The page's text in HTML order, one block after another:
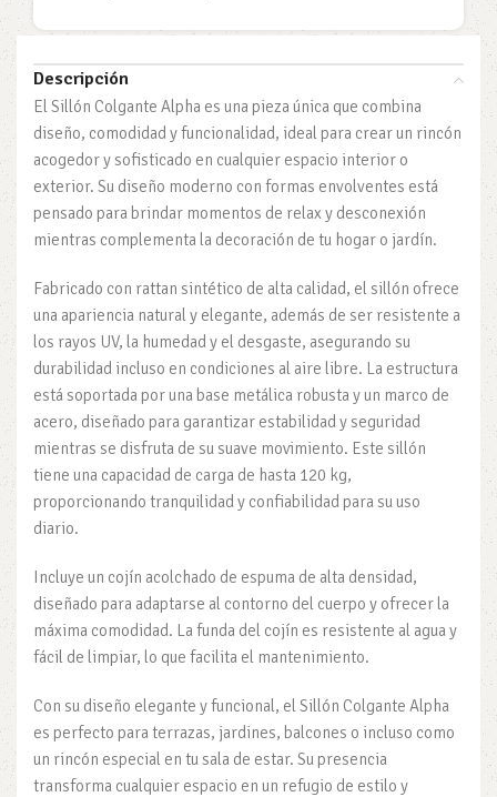
Descripción
El Sillón Colgante Alpha es una pieza única que combina
diseño, comodidad y funcionalidad, ideal para crear un rincón
acogedor y sofisticado en cualquier espacio interior o
exterior. Su diseño moderno con formas envolventes está
pensado para brindar momentos de relax y desconexión
mientras complementa la decoración de tu hogar o jardín.
Fabricado con rattan sintético de alta calidad, el sillón ofrece
una apariencia natural y elegante, además de ser resistente a
los rayos UV, la humedad y el desgaste, asegurando su
durabilidad incluso en condiciones al aire libre. La estructura
está soportada por una base metálica robusta y un marco de
acero, diseñado para garantizar estabilidad y seguridad
mientras se disfruta de su suave movimiento. Este sillón
tiene una capacidad de carga de hasta 120 kg,
proporcionando tranquilidad y confiabilidad para su uso
diario.
Incluye un cojín acolchado de espuma de alta densidad,
diseñado para adaptarse al contorno del cuerpo y ofrecer la
máxima comodidad. La funda del cojín es resistente al agua y
fácil de limpiar, lo que facilita el mantenimiento.
Con su diseño elegante y funcional, el Sillón Colgante Alpha
es perfecto para terrazas, jardines, balcones o incluso como
un rincón especial en tu sala de estar. Su presencia
transforma cualquier espacio en un refugio de estilo y